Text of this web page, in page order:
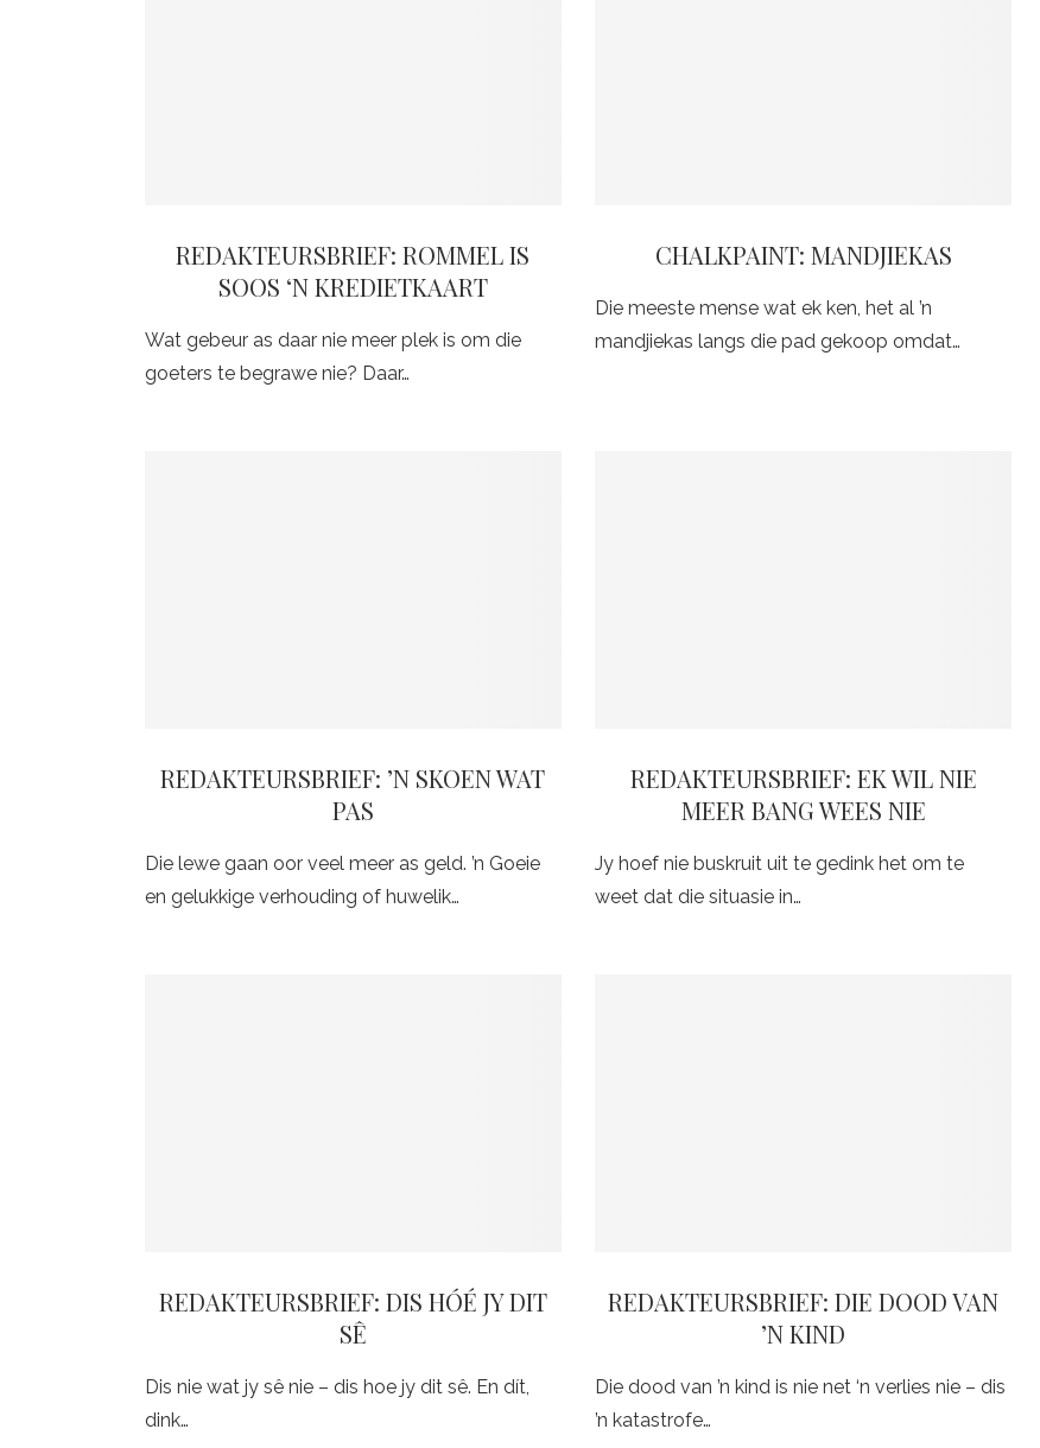
REDAKTEURSBRIEF: ROMMEL IS
SOOS ‘N KREDIETKAART
Wat gebeur as daar nie meer plek is om die
goeters te begrawe nie? Daar…
CHALKPAINT: MANDJIEKAS
Die meeste mense wat ek ken, het al ’n
mandjiekas langs die pad gekoop omdat…
REDAKTEURSBRIEF: ’N SKOEN WAT
PAS
Die lewe gaan oor veel meer as geld. ’n Goeie
en gelukkige verhouding of huwelik…
REDAKTEURSBRIEF: EK WIL NIE
MEER BANG WEES NIE
Jy hoef nie buskruit uit te gedink het om te
weet dat die situasie in…
REDAKTEURSBRIEF: DIS HÓÉ JY DIT
SÊ
Dis nie wat jy sê nie – dis hoe jy dit sê. En dít,
dink…
REDAKTEURSBRIEF: DIE DOOD VAN
’N KIND
Die dood van ’n kind is nie net ‘n verlies nie – dis
’n katastrofe…